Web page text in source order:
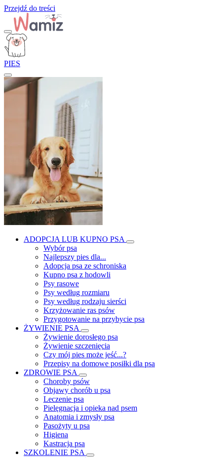
Przejdź do treści
PIES
ADOPCJA LUB KUPNO PSA
Wybór psa
Najlepszy pies dla...
Adopcja psa ze schroniska
Kupno psa z hodowli
Psy rasowe
Psy według rozmiaru
Psy według rodzaju sierści
Krzyżowanie ras psów
Przygotowanie na przybycie psa
ŻYWIENIE PSA
Żywienie dorosłego psa
Żywienie szczenięcia
Czy mój pies może jeść...?
Przepisy na domowe posiłki dla psa
ZDROWIE PSA
Choroby psów
Objawy chorób u psa
Leczenie psa
Pielęgnacja i opieka nad psem
Anatomia i zmysły psa
Pasożyty u psa
Higiena
Kastracja psa
SZKOLENIE PSA